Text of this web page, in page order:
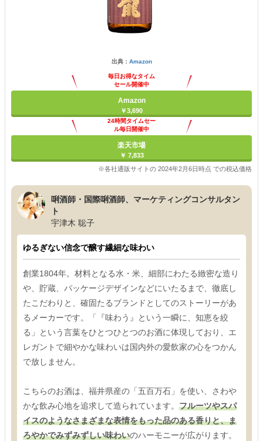
出典： Amazon
毎日お得なタイム
セール開催中
Amazon
￥3,690
24時間タイムセー
ル毎日開催中
楽天市場
￥ 7,833
※各社通販サイトの 2024年2月6日時点 での税込価格
唎酒師・国際唎酒師、マーケティングコンサルタン
ト
宇津木 聡子
ゆるぎない信念で醸す繊細な味わい
創業1804年。材料となる水・米、細部にわたる緻密な造り
や、貯蔵、パッケージデザインなどにいたるまで、徹底し
たこだわりと、確固たるブランドとしてのストーリーがあ
るメーカーです。「『味わう』という一瞬に、知恵を絞
る」という言葉をひとつひとつのお酒に体現しており、エ
レガントで細やかな味わいは国内外の愛飲家の心をつかん
で放しません。
こちらのお酒は、福井県産の「五百万石」を使い、さわや
かな飲み心地を追求して造られています。 フルーツやスパ
イスのようなさまざまな表情をもった品のある香りと、ま
ろやかでみずみずしい味わいのハーモニーが広がります。